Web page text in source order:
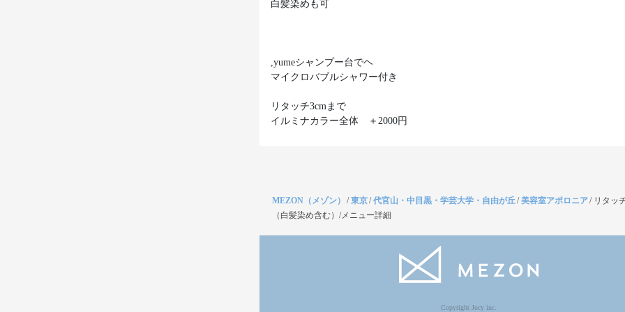
白髪染めも可
,yumeシャンプー台でヘ
マイクロバブルシャワー付き
リタッチ3cmまで
イルミナカラー全体 ＋2000円
MEZON（メゾン） /東京/代官山・中目黒・学芸大学・自由が丘/美容室アポロニア/ リタッ
（白髪染め含む）/メニュー詳細
Copyright Jocy inc.